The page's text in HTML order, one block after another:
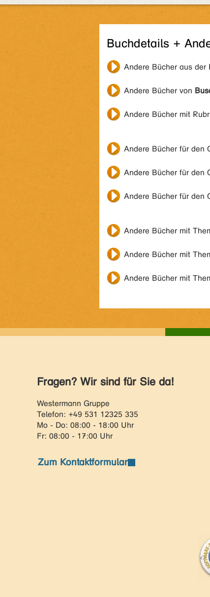
Buchdetails +
Andere Bücher aus der
Andere Bücher von
Andere Bücher mit
Andere Bücher für den
Andere Bücher für den
Andere Bücher für den
Andere Bücher mit
Andere Bücher mit
Andere Bücher mit